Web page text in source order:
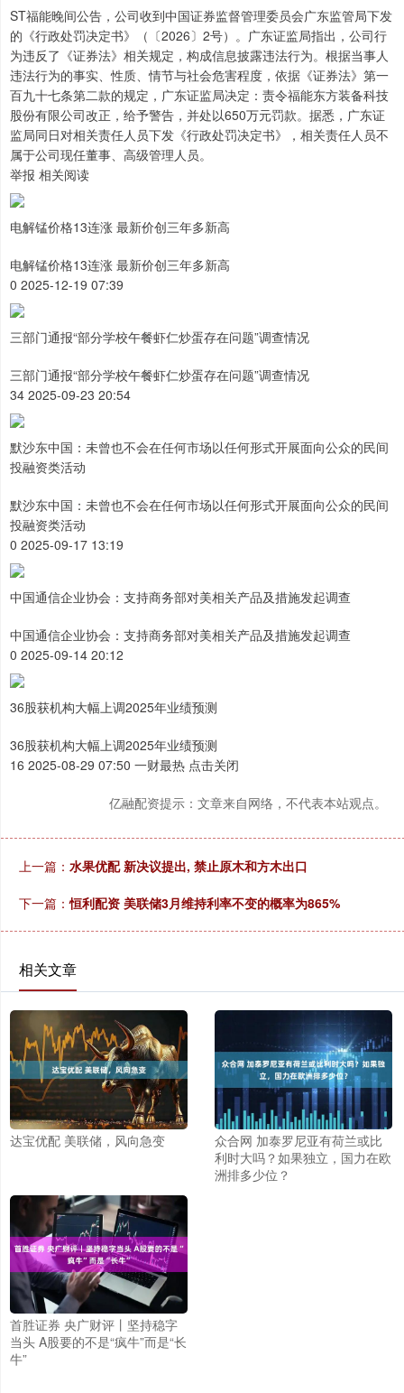
ST福能晚间公告，公司收到中国证券监督管理委员会广东监管局下发
的《行政处罚决定书》（〔2026〕2号）。广东证监局指出，公司行
为违反了《证券法》相关规定，构成信息披露违法行为。根据当事人
违法行为的事实、性质、情节与社会危害程度，依据《证券法》第一
百九十七条第二款的规定，广东证监局决定：责令福能东方装备科技
股份有限公司改正，给予警告，并处以650万元罚款。据悉，广东证
监局同日对相关责任人员下发《行政处罚决定书》，相关责任人员不
属于公司现任董事、高级管理人员。
举报 相关阅读
电解锰价格13连涨 最新价创三年多新高
电解锰价格13连涨 最新价创三年多新高
0 2025-12-19 07:39
三部门通报“部分学校午餐虾仁炒蛋存在问题”调查情况
三部门通报“部分学校午餐虾仁炒蛋存在问题”调查情况
34 2025-09-23 20:54
默沙东中国：未曾也不会在任何市场以任何形式开展面向公众的民间
投融资类活动
默沙东中国：未曾也不会在任何市场以任何形式开展面向公众的民间
投融资类活动
0 2025-09-17 13:19
中国通信企业协会：支持商务部对美相关产品及措施发起调查
中国通信企业协会：支持商务部对美相关产品及措施发起调查
0 2025-09-14 20:12
36股获机构大幅上调2025年业绩预测
36股获机构大幅上调2025年业绩预测
16 2025-08-29 07:50 一财最热 点击关闭
亿融配资提示：文章来自网络，不代表本站观点。
上一篇： 水果优配 新决议提出, 禁止原木和方木出口
下一篇：恒利配资 美联储3月维持利率不变的概率为865%
相关文章
达宝优配 美联储，风向急变
众合网 加泰罗尼亚有荷兰或比
利时大吗？如果独立，国力在欧
洲排多少位？
首胜证券 央广财评丨坚持稳字
当头 A股要的不是“疯牛”而是“长
牛”